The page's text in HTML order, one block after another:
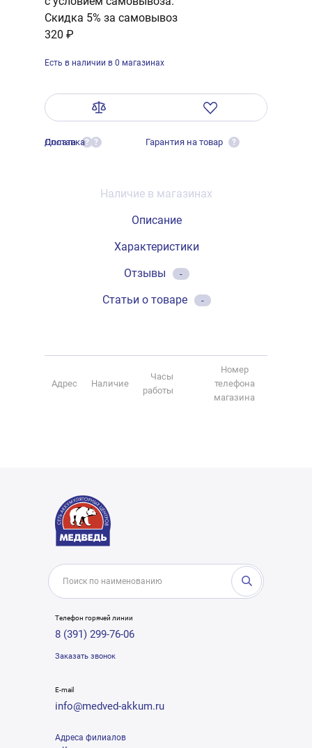
Скидка 5% за самовывоз
320 ₽
Есть в наличии в 0 магазинах
Оплата ?
Доставка ? Гарантия на товар ?
Наличие в магазинах
Описание
Характеристики
Отзывы
-
Статьи о товаре -
Адрес Наличие
Часы
работы
Номер
телефона
магазина
Телефон горячей линии
8 (391) 299-76-06
Заказать звонок
E-mail
info@medved-akkum.ru
Адреса филиалов